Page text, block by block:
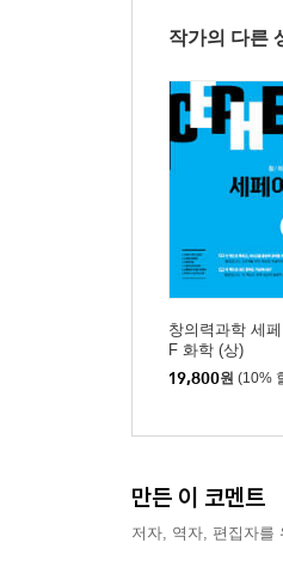
작가의 다른
창의력과학 세
F 화학 (상)
19,800원 (10%
만든 이 코멘트
저자, 역자, 편집자를